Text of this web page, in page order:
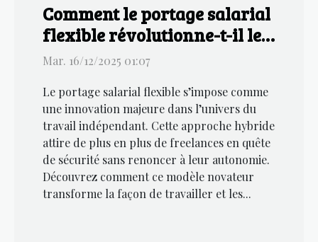
Comment le portage salarial
flexible révolutionne-t-il le
marché du freelance ?
Mar. 16/12/2025 01:07
Le portage salarial flexible s’impose comme
une innovation majeure dans l’univers du
travail indépendant. Cette approche hybride
attire de plus en plus de freelances en quête
de sécurité sans renoncer à leur autonomie.
Découvrez comment ce modèle novateur
transforme la façon de travailler et les...